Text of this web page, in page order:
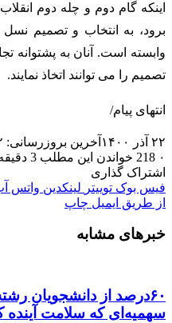
اینکه گام دوم و چله دوم
برود، به انتخاب و تصمیم
وابسته است. آنان به
تصمیم را می توانند اتخاذ نمایند.
انتهای پیام/
۲۲ آذر ۱۴۰۰
آخرین بروزرسانی: ۲۲ آذر ۱۴۰۰
۰
خواندن این مطلب 3 دقیقه زمان می‌برد
اشتراک گذاری
فیس بوک توییتر لینکدین واتس
از طریق ایمیل چاپ
خبرهای مشابه
۶۰درصد از دانشجویان
سهمیه‌ای که سلامت آینده